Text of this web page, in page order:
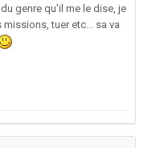
genre qu'il me le dise, je
tuer etc... sa va